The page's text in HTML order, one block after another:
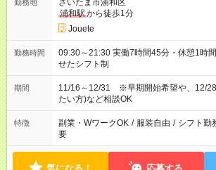
勤務地
さいたま市浦和区
浦和駅から徒歩1分
Jouete
勤務時間
09:30～21:30 実働7時間45分・休憩1時間30分 営業時間に合わ
せたシフト制
期間
11/16～12/31 ※早期開始希望や、12/28
たい方)など相談OK
特徴 副業・WワークOK / 服装自由 / シフト勤
要